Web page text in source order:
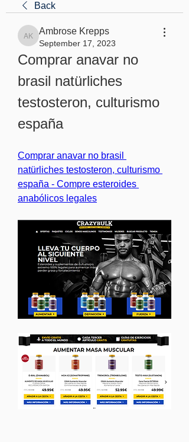
Back
Ambrose Krepps
Ambrose Krepps
September 17, 2023
Comprar anavar no
brasil natürliches
testosteron, culturismo
españa
Comprar anavar no brasil
natürliches testosteron, culturismo
españa - Compre esteroides
anabólicos legales